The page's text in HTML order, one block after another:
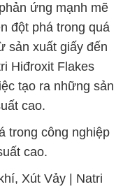
ứng mạnh mẽ
đột phá trong quá
sản xuất giấy đến
Hiđroxit Flakes
tạo ra những sản
cao.
trong công nghiệp
cao.
Xút Vảy | Natri